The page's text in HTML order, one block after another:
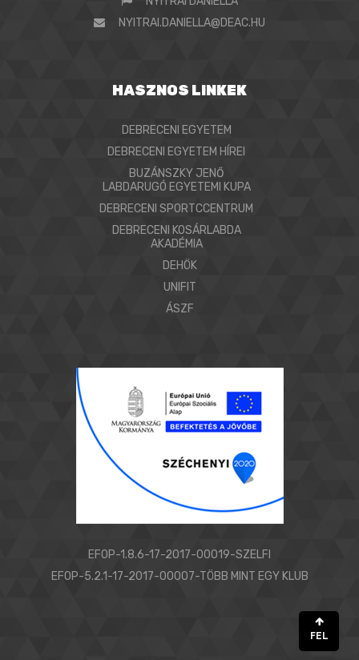
NYITRAI.DANIELLA@DEAC.HU
HASZNOS LINKEK
DEBRECENI EGYETEM
DEBRECENI EGYETEM HÍREI
BUZÁNSZKY JENŐ
LABDARUGÓ EGYETEMI KUPA
DEBRECENI SPORTCCENTRUM
DEBRECENI KOSÁRLABDA
AKADÉMIA
DEHÖK
UNIFIT
ÁSZF
EFOP-1.8.6-17-2017-00019-SZELFI
EFOP-5.2.1-17-2017-00007-TÖBB MINT EGY KLUB
FEL